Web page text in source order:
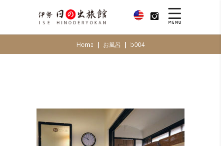
Home | お風呂 | b004